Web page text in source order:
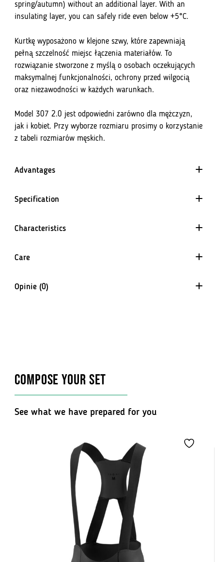
spring/autumn) without an additional layer. With an
insulating layer, you can safely ride even below +5°C.
Kurtkę wyposażono w klejone szwy, które zapewniają
pełną szczelność miejsc łączenia materiałów. To
rozwiązanie stworzone z myślą o osobach oczekujących
maksymalnej funkcjonalności, ochrony przed wilgocią
oraz niezawodności w każdych warunkach.
Model 307 2.0 jest odpowiedni zarówno dla mężczyzn,
jak i kobiet. Przy wyborze rozmiaru prosimy o korzystanie
z tabeli rozmiarów męskich.
Advantages
Specification
Characteristics
Care
Opinie (0)
COMPOSE YOUR SET
See what we have prepared for you